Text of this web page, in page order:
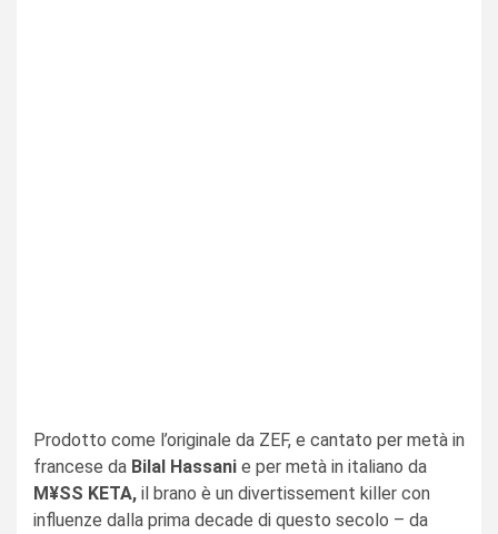
Prodotto come l’originale da ZEF, e cantato per metà in
francese da Bilal Hassani e per metà in italiano da
M¥SS KETA, il brano è un divertissement killer con
influenze dalla prima decade di questo secolo – da